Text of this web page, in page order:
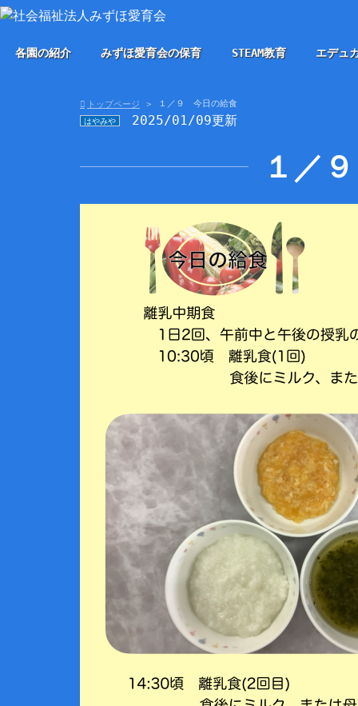
各園の紹介 みずほ愛育会の保育 STEAM教育 エデュ
トップページ １／９ 今日の給食
はやみや 2025/01/09更新
１／